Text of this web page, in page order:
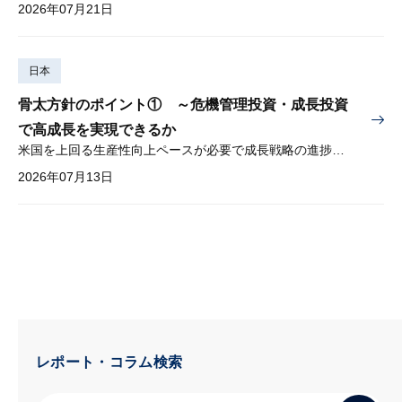
2026年07月21日
日本
骨太方針のポイント① ～危機管理投資・成長投資
で高成長を実現できるか
米国を上回る生産性向上ペースが必要で成長戦略の進捗管理も課題
2026年07月13日
レポート・コラム検索